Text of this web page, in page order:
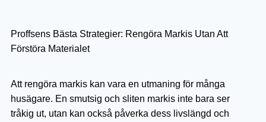
Proffsens Bästa Strategier: Rengöra Markis Utan Att
Förstöra Materialet
Att rengöra markis kan vara en utmaning för många
husägare. En smutsig och sliten markis inte bara ser
tråkig ut, utan kan också påverka dess livslängd och